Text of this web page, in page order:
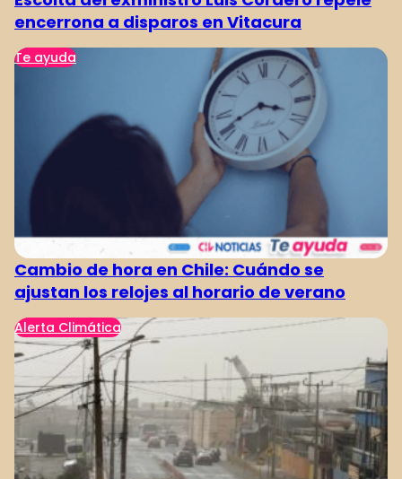
encerrona a disparos en Vitacura
Te ayuda
Cambio de hora en Chile: Cuándo se
ajustan los relojes al horario de verano
Alerta Climática